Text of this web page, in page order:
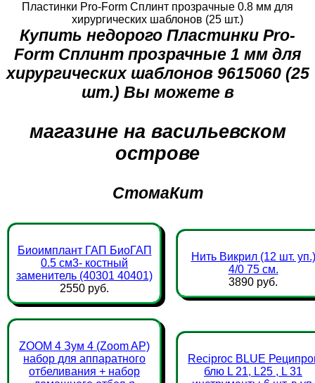
Пластинки Pro-Form Сплинт прозрачные 0.8 мм для
хирургических шаблонов (25 шт.)
Купить недорого Пластинки Pro-
Form Сплинт прозрачные 1 мм для
хирургических шаблонов 9615060 (25
шт.) Вы можете в
магазине на васильевском
острове
СтомаКит
Биоимплант ГАП БиоГАП
0.5 см3- костный
заменитель (40301 40401)
2550 руб.
Нить Викрил (12 шт. уп.)
4/0 75 см.
3890 руб.
ZOOM 4 Зум 4 (Zoom AP)
набор для аппаратного
отбеливания + набор
Reciproc BLUE
блю L 21, L25 , L 31